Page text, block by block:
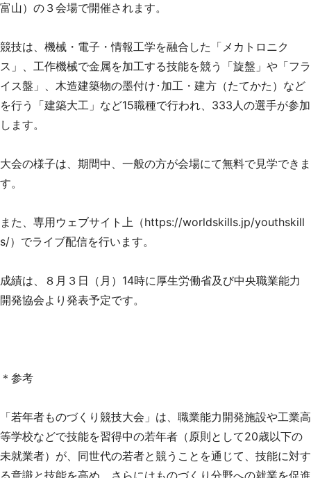
富山）の３会場で開催されます。
競技は、機械・電子・情報工学を融合した「メカトロニク
ス」、工作機械で金属を加工する技能を競う「旋盤」や「フラ
イス盤」、木造建築物の墨付け･加工・建方（たてかた）など
を行う「建築大工」など15職種で行われ、333人の選手が参加
します。
大会の様子は、期間中、一般の方が会場にて無料で見学できま
す。
また、専用ウェブサイト上（https://worldskills.jp/youthskill
s/）でライブ配信を行います。
成績は、８月３日（月）14時に厚生労働省及び中央職業能力
開発協会より発表予定です。
＊参考
「若年者ものづくり競技大会」は、職業能力開発施設や工業高
等学校などで技能を習得中の若年者（原則として20歳以下の
未就業者）が、同世代の若者と競うことを通じて、技能に対す
る意識と技能を高め、さらにはものづくり分野への就業を促進